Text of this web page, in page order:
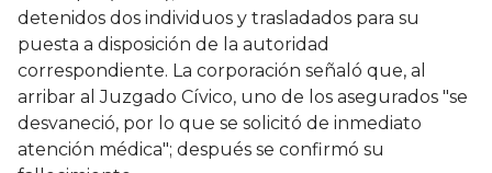
detenidos dos individuos y trasladados para su
puesta a disposición de la autoridad
correspondiente. La corporación señaló que, al
arribar al Juzgado Cívico, uno de los asegurados "se
desvaneció, por lo que se solicitó de inmediato
atención médica"; después se confirmó su